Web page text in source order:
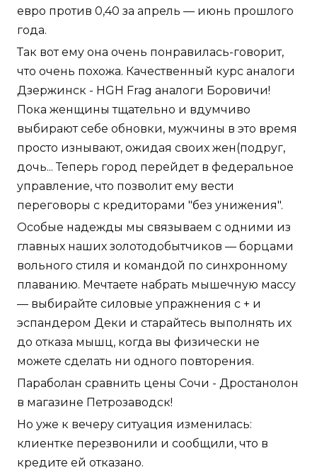
евро против 0,40 за апрель — июнь прошлого
года.
Так вот ему она очень понравилась-говорит,
что очень похожа. Качественный курс аналоги
Дзержинск - HGH Frag аналоги Боровичи!
Пока женщины тщательно и вдумчиво
выбирают себе обновки, мужчины в это время
просто изнывают, ожидая своих жен(подруг,
дочь... Теперь город перейдет в федеральное
управление, что позволит ему вести
переговоры с кредиторами "без унижения".
Особые надежды мы связываем с одними из
главных наших золотодобытчиков — борцами
вольного стиля и командой по синхронному
плаванию. Мечтаете набрать мышечную массу
— выбирайте силовые упражнения с + и
эспандером Деки и старайтесь выполнять их
до отказа мышц, когда вы физически не
можете сделать ни одного повторения.
Параболан сравнить цены Сочи - Дростанолон
в магазине Петрозаводск!
Но уже к вечеру ситуация изменилась:
клиентке перезвонили и сообщили, что в
кредите ей отказано.